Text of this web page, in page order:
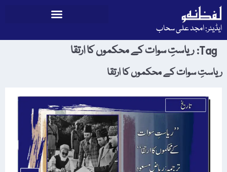
ایڈیٹر: امجد علی سحاب
Tag: ریاستِ سوات کے محکموں کا ارتقا
ریاستِ سوات کے محکموں کا ارتقا